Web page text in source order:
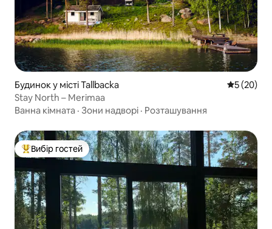
Будинок у місті Tallbacka Середня
5 (20)
Stay North – Merimaa
Ванна кімната · Зони надворі · Розташування
Топ вибір гостей
Вибір гостей